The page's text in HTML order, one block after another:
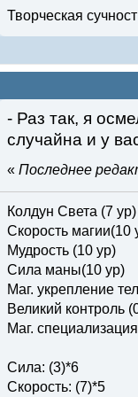
Творческая
- Раз так, я
случайна и у
« Последнее
Колдун Света (7
Скорость магии(10
Мудрость (10 ур)
Сила маны(10 ур)
Маг. укрепление
Великий контроль
Маг.
Сила: (3)*6
Скорость: (7)*5